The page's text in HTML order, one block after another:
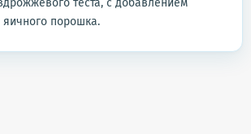
теста, с добавлением
порошка.